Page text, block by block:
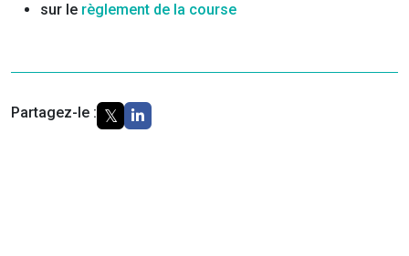
sur le règlement de la course
Partagez-le :